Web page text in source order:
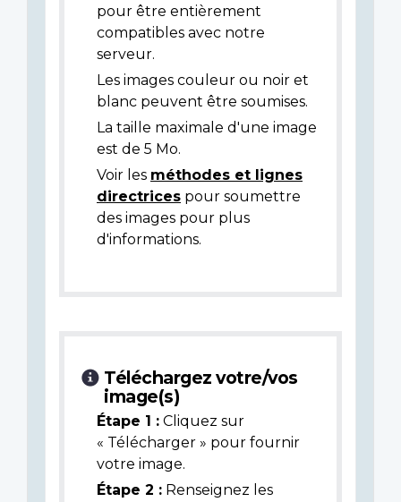
pour être entièrement
compatibles avec notre
serveur.
Les images couleur ou noir et
blanc peuvent être soumises.
La taille maximale d'une image
est de 5 Mo.
Voir les méthodes et lignes
directrices pour soumettre
des images pour plus
d'informations.
Téléchargez votre/vos
image(s)
Étape 1 : Cliquez sur
« Télécharger » pour fournir
votre image.
Étape 2 : Renseignez les